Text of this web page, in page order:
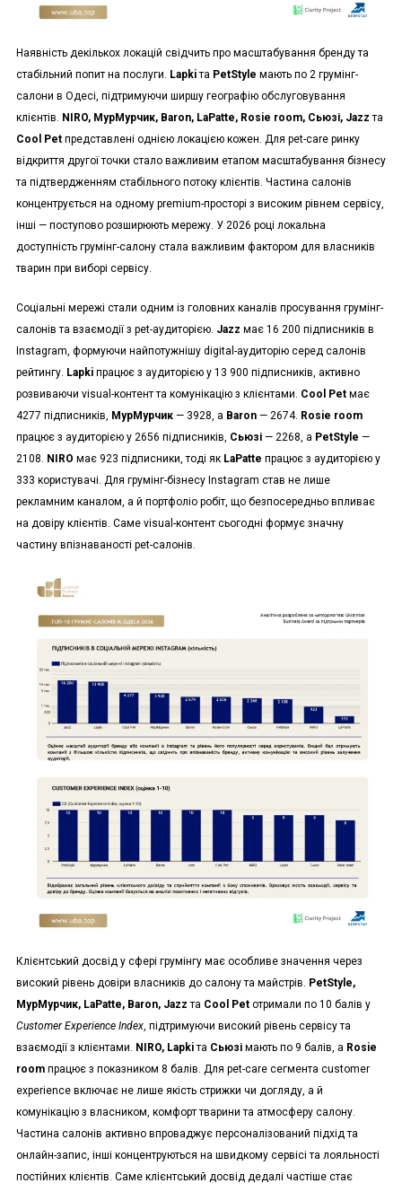
Наявність декількох локацій свідчить про масштабування бренду та
стабільний попит на послуги. Lapkiта PetStyle мають по 2 грумінг-
салони в Одесі, підтримуючи ширшу географію обслуговування
клієнтів. NIRO, МурМурчик, Baron, LaPatte, Rosie room, Сьюзі, Jazzта
Cool Petпредставлені однією локацією кожен. Для pet-care ринку
відкриття другої точки стало важливим етапом масштабування бізнесу
та підтвердженням стабільного потоку клієнтів. Частина салонів
концентрується на одному premium-просторі з високим рівнем сервісу,
інші — поступово розширюють мережу. У 2026 році локальна
доступність грумінг-салону стала важливим фактором для власників
тварин при виборі сервісу.
Соціальні мережі стали одним із головних каналів просування грумінг-
салонів та взаємодії з pet-аудиторією. Jazz має 16 200 підписників в
Instagram, формуючи найпотужнішу digital-аудиторію серед салонів
рейтингу. Lapki працює з аудиторією у 13 900 підписників, активно
розвиваючи visual-контент та комунікацію з клієнтами. Cool Petмає
4277 підписників, МурМурчик — 3928, а Baron — 2674. Rosie room
працює з аудиторією у 2656 підписників, Сьюзі — 2268, а PetStyle —
2108. NIRO має 923 підписники, тоді як LaPatte працює з аудиторією у
333 користувачі. Для грумінг-бізнесу Instagram став не лише
рекламним каналом, а й портфоліо робіт, що безпосередньо впливає
на довіру клієнтів. Саме visual-контент сьогодні формує значну
частину впізнаваності pet-салонів.
Клієнтський досвід у сфері грумінгу має особливе значення через
високий рівень довіри власників до салону та майстрів. PetStyle,
МурМурчик, LaPatte, Baron, Jazz та Cool Petотримали по 10 балів у
Customer Experience Index, підтримуючи високий рівень сервісу та
взаємодії з клієнтами. NIRO, Lapkiта Сьюзі мають по 9 балів, а Rosie
roomпрацює з показником 8 балів. Для pet-care сегмента customer
experience включає не лише якість стрижки чи догляду, а й
комунікацію з власником, комфорт тварини та атмосферу салону.
Частина салонів активно впроваджує персоналізований підхід та
онлайн-запис, інші концентруються на швидкому сервісі та лояльності
постійних клієнтів. Саме клієнтський досвід дедалі частіше стає